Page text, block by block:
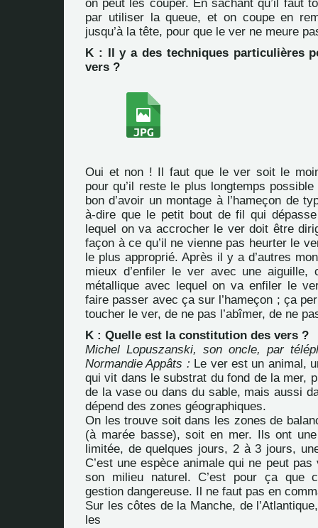
on peut les couper. En sachant qu’il faut
par utiliser la queue, et on coupe en
jusqu’à la tête, pour que le ver ne meure
K : Il y a des techniques particulières
vers ?
Oui et non ! Il faut que le ver soit le
pour qu’il reste le plus longtemps
bon d’avoir un montage à l’hameçon de
à-dire que le petit bout de fil qui dépasse
lequel on va accrocher le ver doit être
façon à ce qu’il ne vienne pas heurter le
le plus approprié. Après il y a d’autres
mieux d’enfiler le ver avec une aiguille,
métallique avec lequel on va enfiler le
faire passer avec ça sur l’hameçon ; ça
toucher le ver, de ne pas l’abîmer, de ne
K : Quelle est la constitution des vers ?
Michel Lopuszanski, son oncle, par
Normandie Appâts : Le ver est un animal,
qui vit dans le substrat du fond de la mer,
de la vase ou dans du sable, mais aussi
dépend des zones géographiques.
On les trouve soit dans les zones de
(à marée basse), soit en mer. Ils ont
limitée, de quelques jours, 2 à 3 jours,
C’est une espèce animale qui ne peut
son milieu naturel. C’est pour ça que
gestion dangereuse. Il ne faut pas en
Sur les côtes de la Manche, de
les